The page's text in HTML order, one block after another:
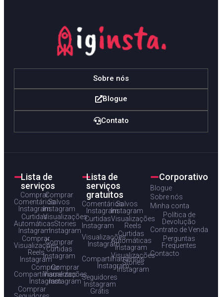
Sobre nós
Blogue
Contato
Lista de
serviços
Comprar
Comentários
Instagram
Comprar
Salvos
Instagram
Curtidas
Automáticas
Instagram
Visualizações
Stories
Instagram
Comprar
Visualizações
Reels
Instagram
Comprar
Curtidas
Instagram
Comprar
Compartilhamentos
Instagram
Comprar
Visualizações
Instagram
Comprar
Lista de
serviços
gratuitos
Comentários
Instagram
Salvos
Instagram
Curtidas
Instagram
Visualizações
Reels
Visualizações
Instagram
Curtidas
Automáticas
Instagram
Compartilhamentos
Instagram
Visualizações
Stories
Instagram
Seguidores
Instagram
Grátis
Corporativo
Blogue
Sobre nós
Minha conta
Política de
Devolução
Contrato de Venda
Perguntas
Frequentes
Contacto